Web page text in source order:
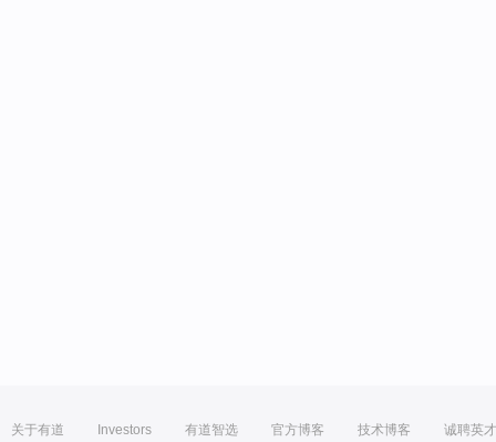
关于有道 Investors 有道智选 官方博客 技术博客 诚聘英才